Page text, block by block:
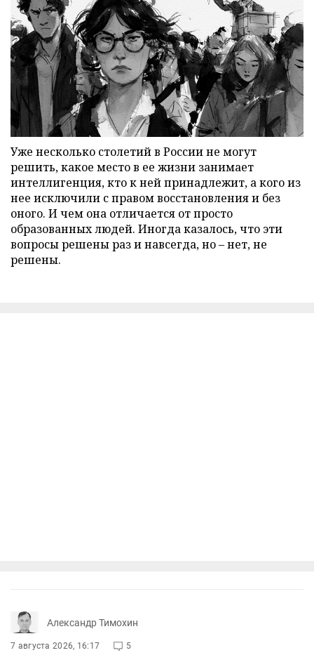
Уже несколько столетий в России не могут
решить, какое место в ее жизни занимает
интеллигенция, кто к ней принадлежит, а кого из
нее исключили с правом восстановления и без
оного. И чем она отличается от просто
образованных людей. Иногда казалось, что эти
вопросы решены раз и навсегда, но – нет, не
решены.
Александр Тимохин
7 августа 2026, 16:17 5